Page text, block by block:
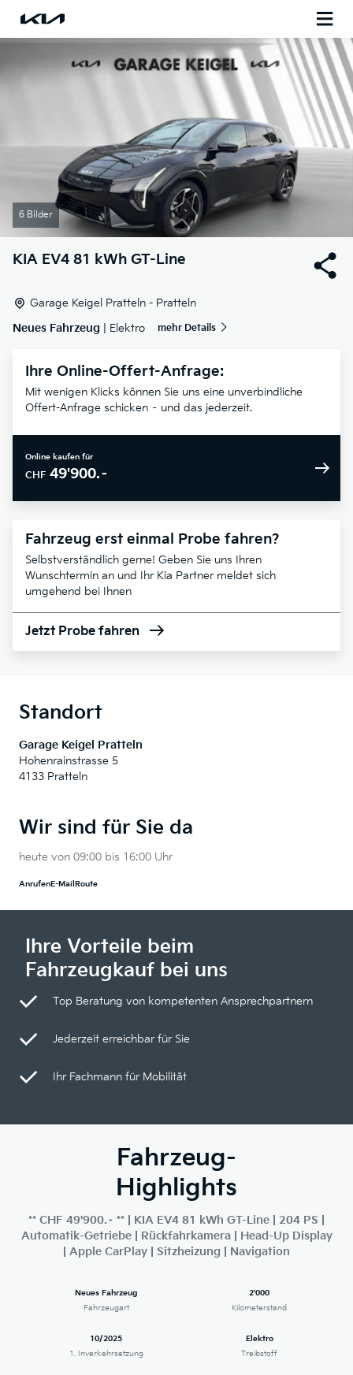
6 Bilder
KIA EV4 81 kWh GT-Line
Garage Keigel Pratteln - Pratteln
Neues Fahrzeug | Elektro mehr Details
Ihre Online-Offert-Anfrage:
Mit wenigen Klicks können Sie uns eine unverbindliche
Offert-Anfrage schicken – und das jederzeit.
Online kaufen für
CHF 49'900.–
Fahrzeug erst einmal Probe fahren?
Selbstverständlich gerne! Geben Sie uns Ihren
Wunschtermin an und Ihr Kia Partner meldet sich
umgehend bei Ihnen
Jetzt Probe fahren
Standort
Garage Keigel Pratteln
Hohenrainstrasse 5
4133 Pratteln
Wir sind für Sie da
heute von 09:00 bis 16:00 Uhr
AnrufenE-Mail Route
Ihre Vorteile beim
Fahrzeugkauf bei uns
Top Beratung von kompetenten Ansprechpartnern
Jederzeit erreichbar für Sie
Ihr Fachmann für Mobilität
Fahrzeug-
Highlights
** CHF 49'900.– ** | KIA EV4 81 kWh GT-Line | 204 PS |
Automatik-Getriebe | Rückfahrkamera | Head-Up Display
| Apple CarPlay | Sitzheizung | Navigation
Neues Fahrzeug
Fahrzeugart
2'000
Kilometerstand
10/2025
1. Inverkehrsetzung
Elektro
Treibstoff